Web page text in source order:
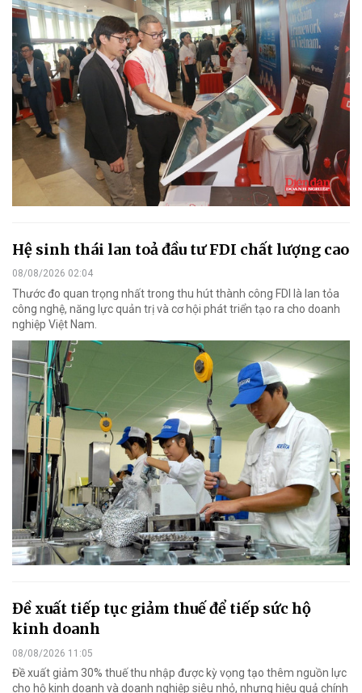
Hệ sinh thái lan toả đầu tư FDI chất lượng cao
08/08/2026 02:04
Thước đo quan trọng nhất trong thu hút thành công FDI là lan tỏa
công nghệ, năng lực quản trị và cơ hội phát triển tạo ra cho doanh
nghiệp Việt Nam.
Đề xuất tiếp tục giảm thuế để tiếp sức hộ
kinh doanh
08/08/2026 11:05
Đề xuất giảm 30% thuế thu nhập được kỳ vọng tạo thêm nguồn lực
cho hộ kinh doanh và doanh nghiệp siêu nhỏ, nhưng hiệu quả chính